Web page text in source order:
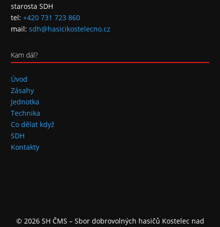
starosta SDH
tel:+420 731 723 860
mail:sdh@hasicikostelecno.cz
Kam dál?
Úvod
Zásahy
Jednotka
Technika
Co dělat když
SDH
Kontakty
© 2026 SH ČMS – Sbor dobrovolných hasičů Kostelec nad